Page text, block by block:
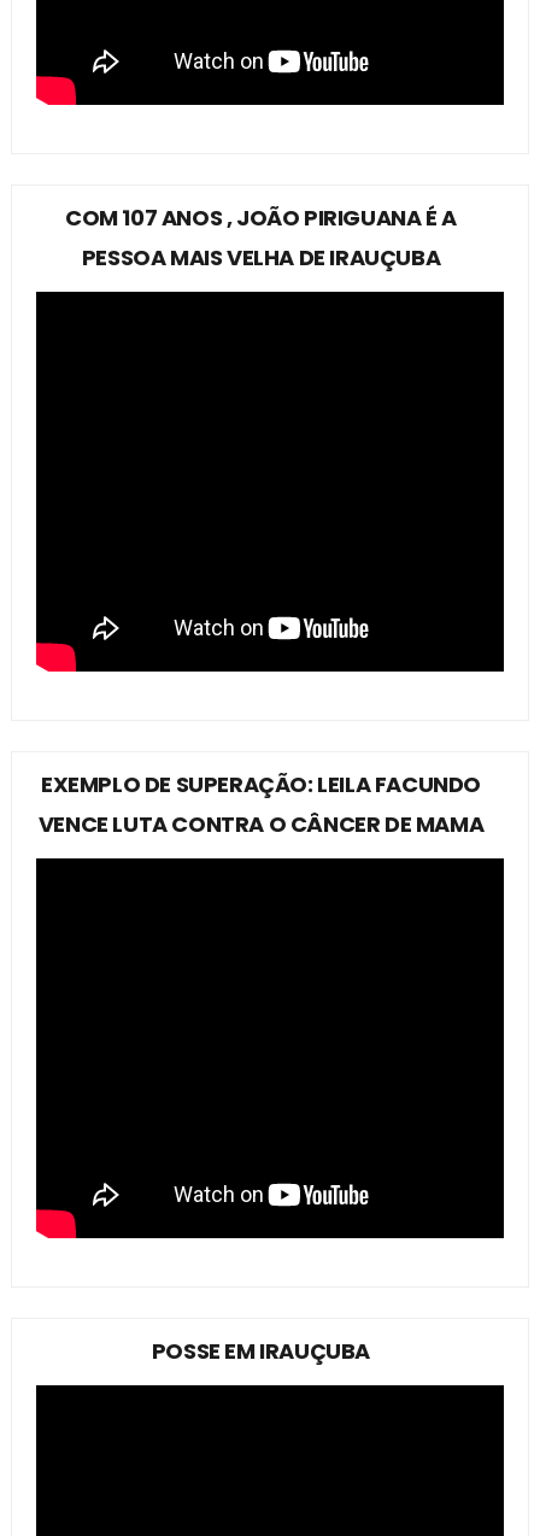
COM 107 ANOS , JOÃO PIRIGUANA É A
PESSOA MAIS VELHA DE IRAUÇUBA
EXEMPLO DE SUPERAÇÃO: LEILA FACUNDO
VENCE LUTA CONTRA O CÂNCER DE MAMA
POSSE EM IRAUÇUBA